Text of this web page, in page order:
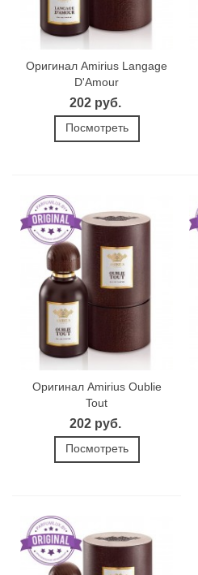
Оригинал Amirius Langage
D'Amour
202 руб.
Посмотреть
Оригинал Amirius Oublie
Tout
202 руб.
Посмотреть